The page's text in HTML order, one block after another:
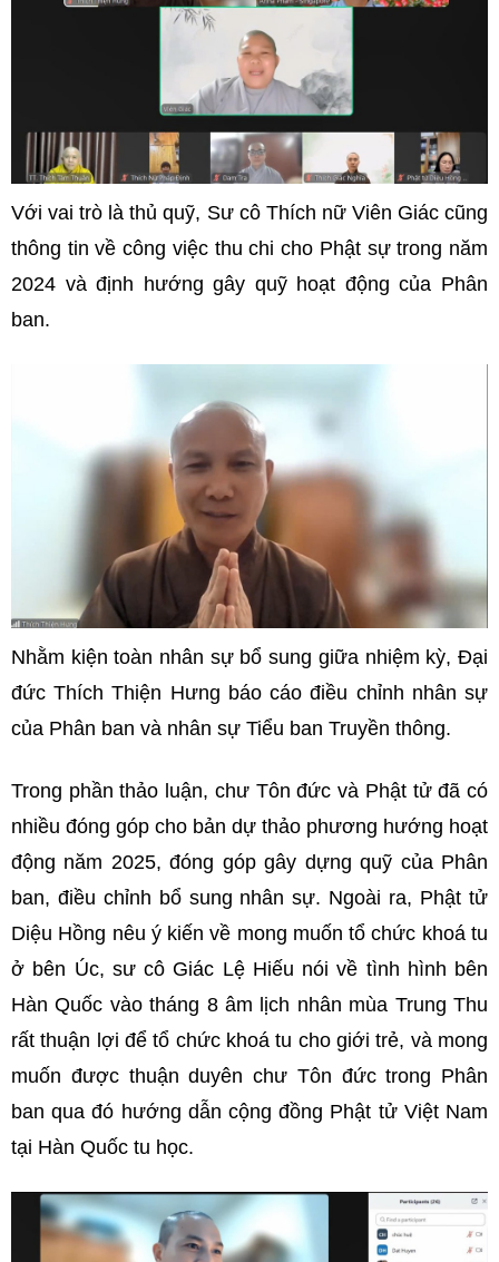
Với vai trò là thủ quỹ, Sư cô Thích nữ Viên Giác cũng
thông tin về công việc thu chi cho Phật sự trong năm
2024 và định hướng gây quỹ hoạt động của Phân
ban.
Nhằm kiện toàn nhân sự bổ sung giữa nhiệm kỳ, Đại
đức Thích Thiện Hưng báo cáo điều chỉnh nhân sự
của Phân ban và nhân sự Tiểu ban Truyền thông.
Trong phần thảo luận, chư Tôn đức và Phật tử đã có
nhiều đóng góp cho bản dự thảo phương hướng hoạt
động năm 2025, đóng góp gây dựng quỹ của Phân
ban, điều chỉnh bổ sung nhân sự. Ngoài ra, Phật tử
Diệu Hồng nêu ý kiến về mong muốn tổ chức khoá tu
ở bên Úc, sư cô Giác Lệ Hiếu nói về tình hình bên
Hàn Quốc vào tháng 8 âm lịch nhân mùa Trung Thu
rất thuận lợi để tổ chức khoá tu cho giới trẻ, và mong
muốn được thuận duyên chư Tôn đức trong Phân
ban qua đó hướng dẫn cộng đồng Phật tử Việt Nam
tại Hàn Quốc tu học.